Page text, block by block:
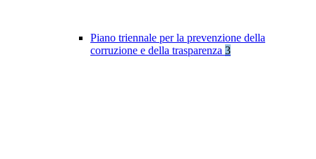
Piano triennale per la prevenzione della
corruzione e della trasparenza 3